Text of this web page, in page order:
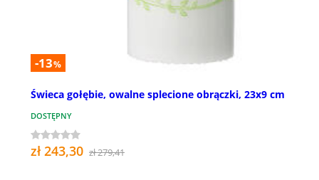
-13%
Świeca gołębie, owalne splecione obrączki, 23x9 cm
DOSTĘPNY
zł 243,30 zł 279,41